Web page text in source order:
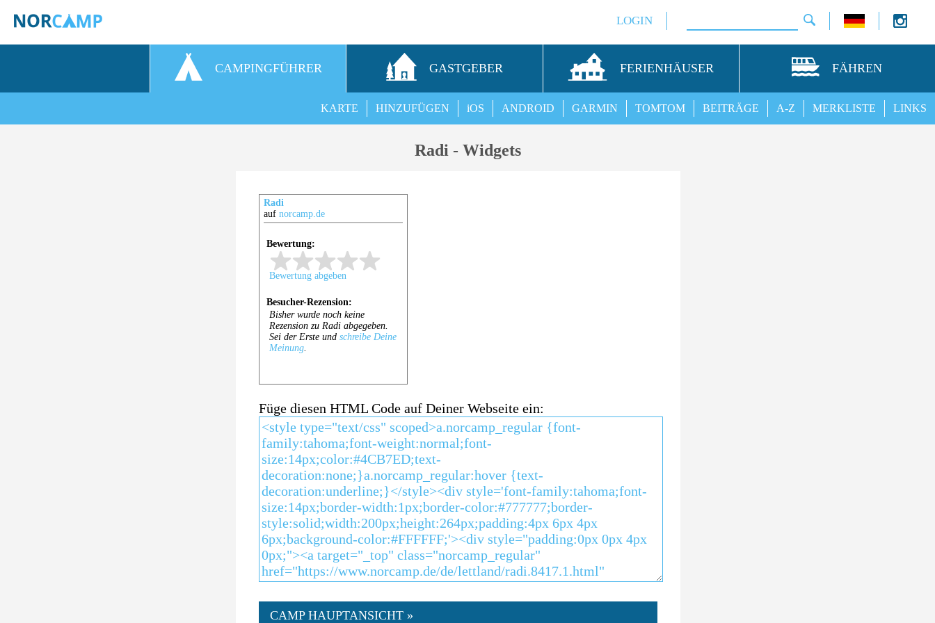
LOGIN
CAMPINGFÜHRER GASTGEBER FERIENHÄUSER FÄHREN
LINKS
MERKLISTE
A-Z
BEITRÄGE
TOMTOM
GARMIN
ANDROID
iOS
HINZUFÜGEN
KARTE
Radi - Widgets
Radi
aufnorcamp.de
Füge diesen HTML Code auf Deiner Webseite ein:
CAMP HAUPTANSICHT »